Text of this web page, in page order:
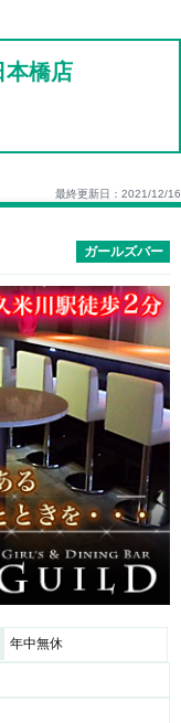
橋店
最終更新日：2021/12/16
ガールズバー
年中無休